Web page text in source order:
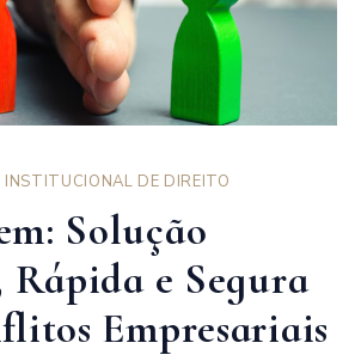
INSTITUCIONAL DE DIREITO
Solução
e Segura
Empresariais